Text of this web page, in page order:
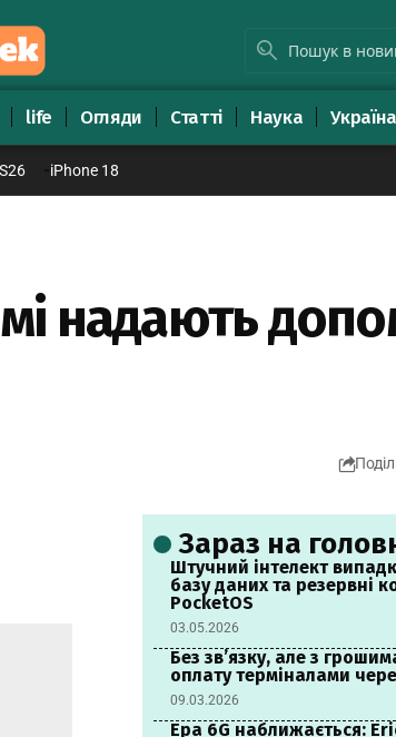
life Огляди Статті Наука Україна
iPhone 18
надають
Зараз на
Штучний інтелект
базу даних та резервні
PocketOS
03.05.2026
Без зв’язку, але з
оплату терміналами
09.03.2026
Ера 6G наближається: